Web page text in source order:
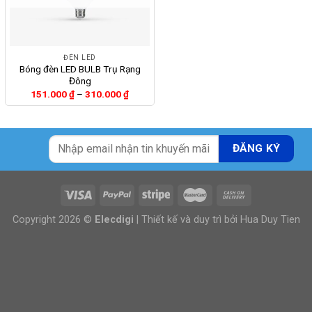
ĐÈN LED
Bóng đèn LED BULB Trụ Rạng
Đông
151.000₫ – 310.000₫Khoảng
đến
310.000 ₫
Copyright 2026 © Elecdigi | Thiết kế và duy trì bởi Hua Duy Tien